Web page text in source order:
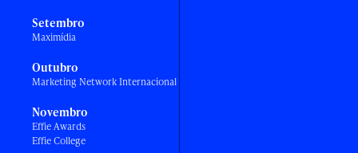
Setembro
Maximídia
Outubro
Marketing Network Internacional
Novembro
Effie Awards
Effie College